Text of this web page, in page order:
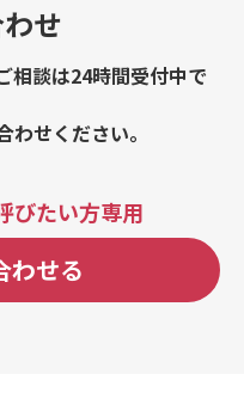
せ
相談は24時間受付中で
わせください。
びたい方専用
わせる